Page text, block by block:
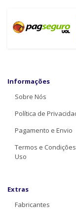
Informações
Sobre Nós
Política de
Pagamento e Envio
Termos e
Uso
Extras
Fabricantes